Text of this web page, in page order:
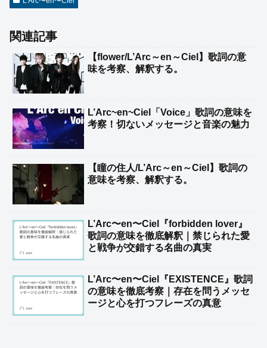
関連記事
【flower/L’Arc～en～Ciel】歌詞の意
味を考察、解釈する。
L’Arc~en~Ciel「Voice」歌詞の意味を
考察！切ないメッセージと音楽の魅力
【瞳の住人/L’Arc～en～Ciel】歌詞の
意味を考察、解釈する。
L’Arc〜en〜Ciel『forbidden lover』
歌詞の意味を徹底解釈｜禁じられた愛
と戦争が交錯する名曲の真実
L’Arc〜en〜Ciel『EXISTENCE』歌詞
の意味を徹底考察｜存在を問うメッセ
ージと心を打つフレーズの真意